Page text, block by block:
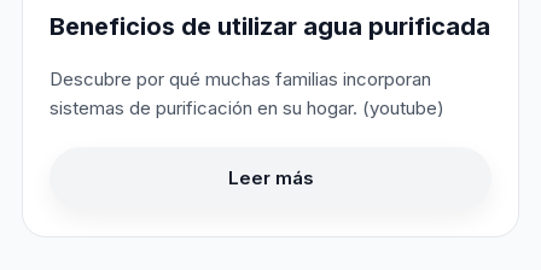
Beneficios de utilizar agua purificada
Descubre por qué muchas familias incorporan
sistemas de purificación en su hogar. (youtube)
Leer más